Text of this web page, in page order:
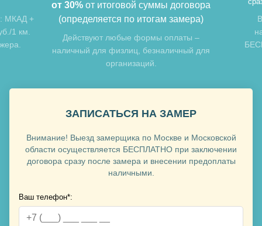
Хочу такую
Хочу такую
МКАД +
1 км.
от 30% от итоговой суммы договора
(определяется по итогам замера)
Действуют любые формы оплаты –
наличный для физлиц, безналичный для
организаций.
ЗАПИСАТЬСЯ НА ЗАМЕР
Внимание! Выезд замерщика по Москве и Московской
области осуществляется БЕСПЛАТНО при заключении
договора сразу после замера и внесении предоплаты
наличными.
Ваш телефон*: